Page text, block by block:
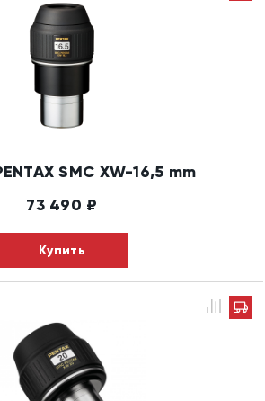
SMC XW-16,5 mm
73 490 ₽
Купить